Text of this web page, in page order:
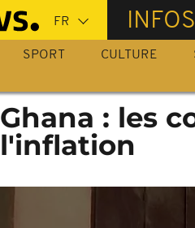
INFOS
SPORT CULTURE
Ghana : les
l'inflation